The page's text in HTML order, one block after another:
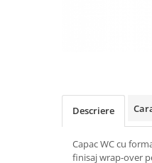
Descriere
Capac WC cu
finisaj wrap-over